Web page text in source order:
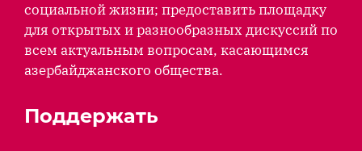
социальной жизни; предоставить площадку
для открытых и разнообразных дискуссий по
всем актуальным вопросам, касающимся
азербайджанского общества.
Поддержать